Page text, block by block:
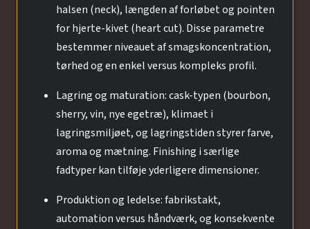
halsen (neck), længden af forløbet og pointen
for hjerte-kivet (heart cut). Disse parametre
bestemmer niveauet af smagskoncentration,
tørhed og en enkel versus kompleks profil.
Lagring og maturation: cask-typen (bourbon,
sherry, vin, nye egetræ), klimaet i
lagringsmiljøet, og lagringstiden styrer farve,
aroma og mætning. Finishing i særlige
fadtyper kan tilføje yderligere dimensioner.
Produktion og ledelse: fabrikstakt,
automation versus håndværk, og konsekvente